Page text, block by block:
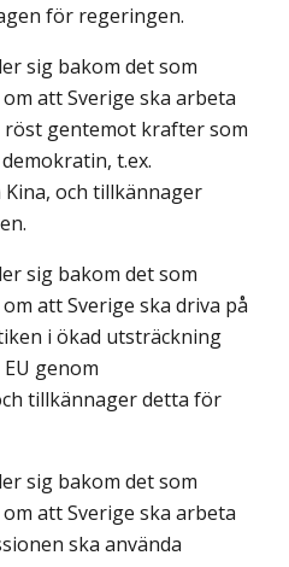
för regeringen.
sig bakom det som
att Sverige ska arbeta
röst gentemot krafter som
t.ex.
och tillkännager
sig bakom det som
att Sverige ska driva på
i ökad utsträckning
genom
tillkännager detta för
sig bakom det som
att Sverige ska arbeta
ska använda